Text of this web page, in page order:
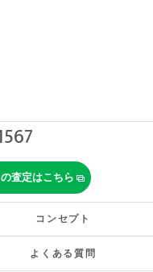
査定はこちら
コンセプト
よくある質問